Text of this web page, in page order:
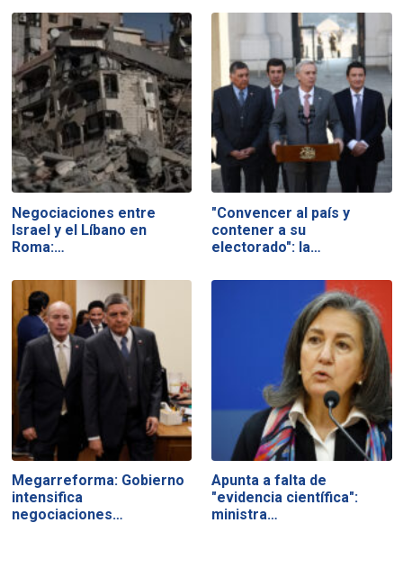
Negociaciones entre
Israel y el Líbano en
Roma:…
"Convencer al país y
contener a su
electorado": la…
Megarreforma: Gobierno
intensifica
negociaciones…
Apunta a falta de
"evidencia científica":
ministra…